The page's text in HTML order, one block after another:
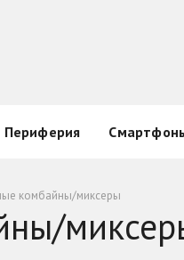
Периферия
комбайны/миксеры